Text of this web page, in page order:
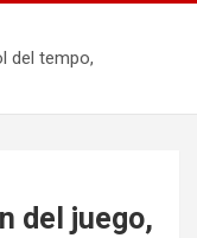
del tempo,
del juego,